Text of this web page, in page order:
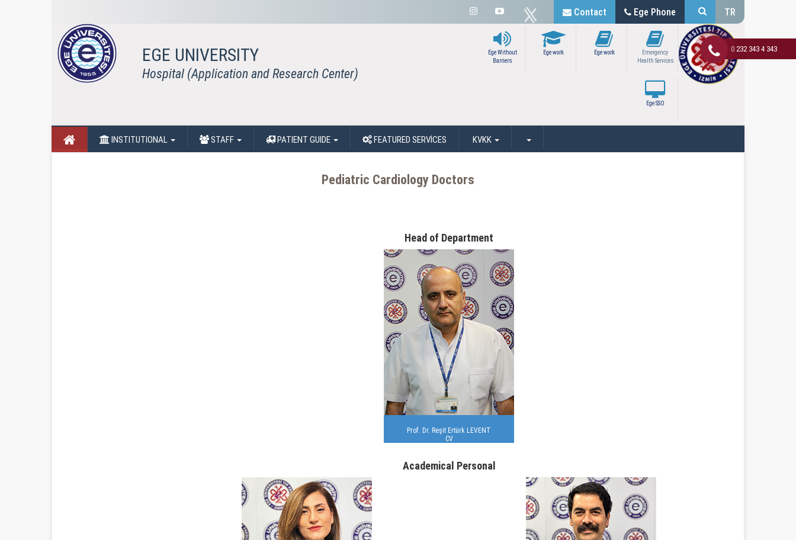
TR
Ege Phone
Contact
EGE UNIVERSITY
Hospital (Application and Research Center)
Emergency
Health Services
Ege work
Ege work
Ege Without
Barriers
Ege SSO
INSTITUTIONAL STAFF PATIENT GUIDE FEATURED SERVİCES KVKK
Pediatric Cardiology Doctors
Head of Department
Prof. Dr. Reşit Ertürk LEVENT
CV
Academical Personal
0 232 343 4 343